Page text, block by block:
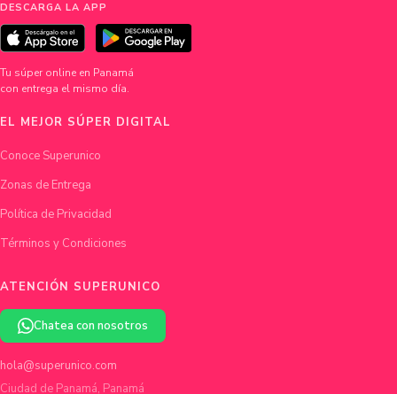
DESCARGA LA APP
Tu súper online en Panamá
con entrega el mismo día.
EL MEJOR SÚPER DIGITAL
Conoce Superunico
Zonas de Entrega
Política de Privacidad
Términos y Condiciones
ATENCIÓN SUPERUNICO
Chatea con nosotros
hola@superunico.com
Ciudad de Panamá, Panamá